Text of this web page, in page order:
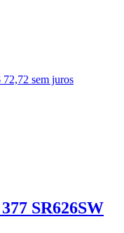
72,72 sem juros
SR626SW